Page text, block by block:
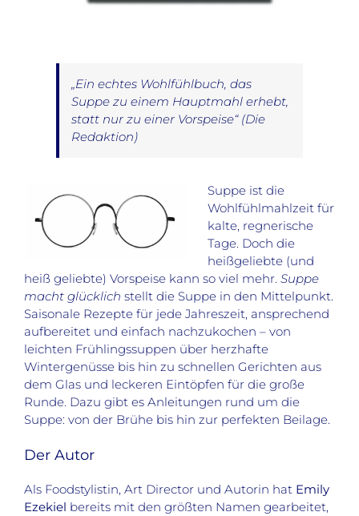
„Ein echtes Wohlfühlbuch, das
Suppe zu einem Hauptmahl erhebt,
statt nur zu einer Vorspeise“(Die
Redaktion)
Suppe ist die
Wohlfühlmahlzeit für
kalte, regnerische
Tage. Doch die
heißgeliebte (und
heiß geliebte) Vorspeise kann so viel mehr. Suppe
macht glücklich stellt die Suppe in den Mittelpunkt.
Saisonale Rezepte für jede Jahreszeit, ansprechend
aufbereitet und einfach nachzukochen – von
leichten Frühlingssuppen über herzhafte
Wintergenüsse bis hin zu schnellen Gerichten aus
dem Glas und leckeren Eintöpfen für die große
Runde. Dazu gibt es Anleitungen rund um die
Suppe: von der Brühe bis hin zur perfekten Beilage.
Der Autor
Als Foodstylistin, Art Director und Autorin hat Emily
Ezekiel bereits mit den größten Namen gearbeitet,